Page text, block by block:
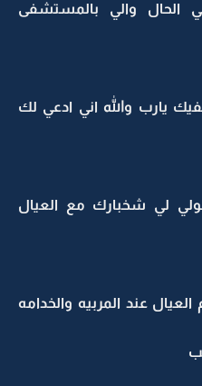
الحال والي بالمستشفى
يارب والله اني ادعي لك
لي شخبارك مع العيال
عند المربيه والخدامه